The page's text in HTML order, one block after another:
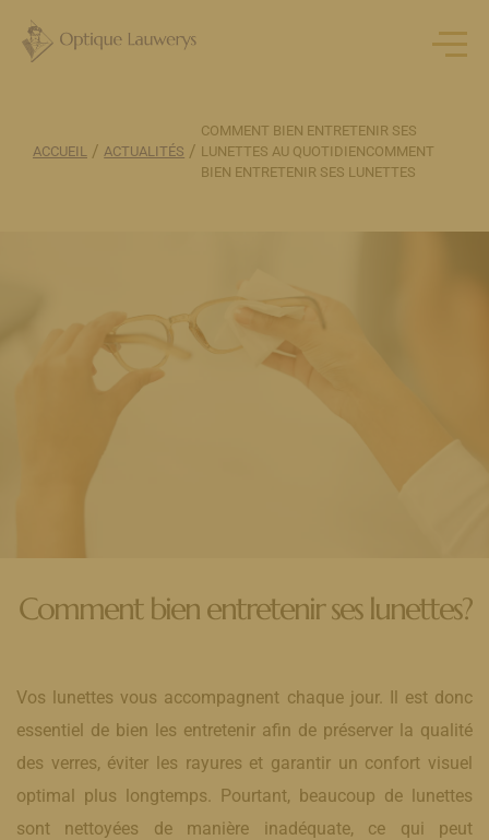
ACCUEIL / ACTUALITÉS /
COMMENT BIEN ENTRETENIR SES
LUNETTES AU QUOTIDIENCOMMENT
BIEN ENTRETENIR SES LUNETTES
Comment bien entretenir ses lunettes?
Vos lunettes vous accompagnent chaque jour. Il est donc
essentiel de bien les entretenir afin de préserver la qualité
des verres, éviter les rayures et garantir un confort visuel
optimal plus longtemps. Pourtant, beaucoup de lunettes
sont nettoyées de manière inadéquate, ce qui peut